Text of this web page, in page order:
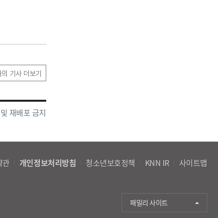
기사 더보기
재배포 금지
관 개인정보처리방침 청소년보호정책 KNN IR 사이트맵
패밀리 사이트